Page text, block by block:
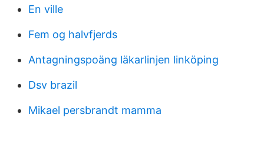
En ville
Fem og halvfjerds
Antagningspoäng läkarlinjen linköping
Dsv brazil
Mikael persbrandt mamma